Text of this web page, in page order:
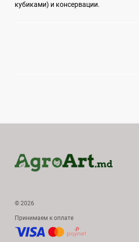
кубиками) и консервации.
© 2026
Принимаем к оплате